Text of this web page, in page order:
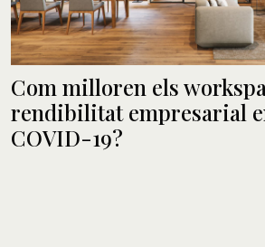
Com milloren els
rendibilitat empresarial
COVID-19?